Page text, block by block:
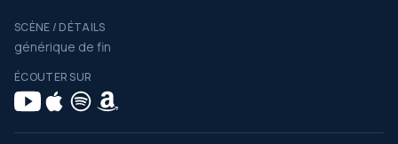
SCÈNE / DÉTAILS
générique de fin
ÉCOUTER SUR